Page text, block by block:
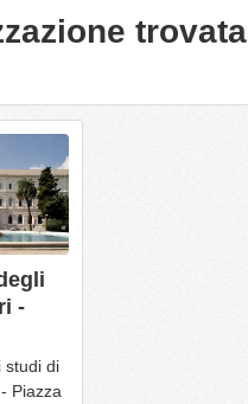
trovata
-
studi di
Piazza